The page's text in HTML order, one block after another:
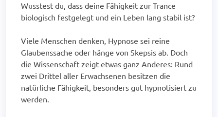
Wusstest du, dass deine Fähigkeit zur Trance
biologisch festgelegt und ein Leben lang stabil ist?
Viele Menschen denken, Hypnose sei reine
Glaubenssache oder hänge von Skepsis ab. Doch
die Wissenschaft zeigt etwas ganz Anderes: Rund
zwei Drittel aller Erwachsenen besitzen die
natürliche Fähigkeit, besonders gut hypnotisiert zu
werden.